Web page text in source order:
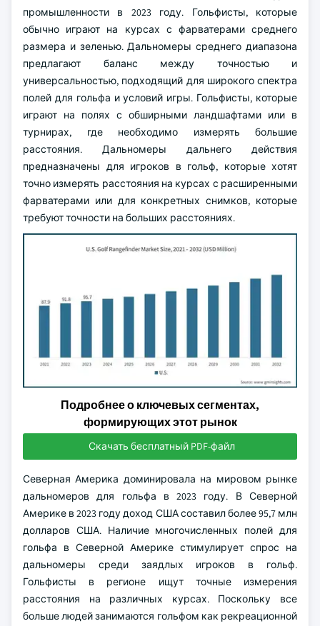
промышленности в 2023 году. Гольфисты, которые
обычно играют на курсах с фарватерами среднего
размера и зеленью. Дальномеры среднего диапазона
предлагают баланс между точностью и
универсальностью, подходящий для широкого спектра
полей для гольфа и условий игры. Гольфисты, которые
играют на полях с обширными ландшафтами или в
турнирах, где необходимо измерять большие
расстояния. Дальномеры дальнего действия
предназначены для игроков в гольф, которые хотят
точно измерять расстояния на курсах с расширенными
фарватерами или для конкретных снимков, которые
требуют точности на больших расстояниях.
Подробнее о ключевых сегментах,
формирующих этот рынок
Скачать бесплатный PDF-файл
Северная Америка доминировала на мировом рынке
дальномеров для гольфа в 2023 году. В Северной
Америке в 2023 году доход США составил более 95,7 млн
долларов США. Наличие многочисленных полей для
гольфа в Северной Америке стимулирует спрос на
дальномеры среди заядлых игроков в гольф.
Гольфисты в регионе ищут точные измерения
расстояния на различных курсах. Поскольку все
больше людей занимаются гольфом как рекреационной